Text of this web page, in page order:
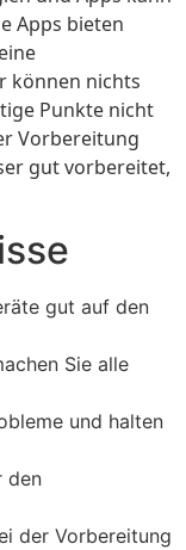
Apps bieten
können nichts
Punkte nicht
Vorbereitung
gut vorbereitet,
gut auf den
Sie alle
und halten
den
der Vorbereitung